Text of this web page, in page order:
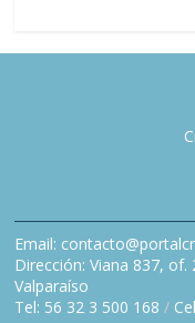
Email:
Dirección: Viana 837,
Valparaíso
Tel: 56 32 3 500 168 /